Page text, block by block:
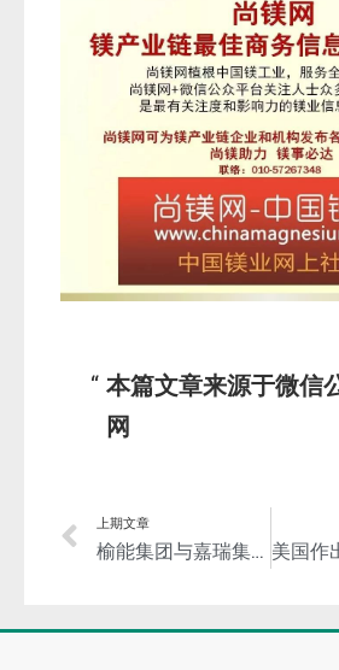
本篇文章来源于微信
网
上期文章
榆能集团与嘉瑞集团签订战略合作框架协议 双方将在高端镁基材料及深加工等领域进行合作